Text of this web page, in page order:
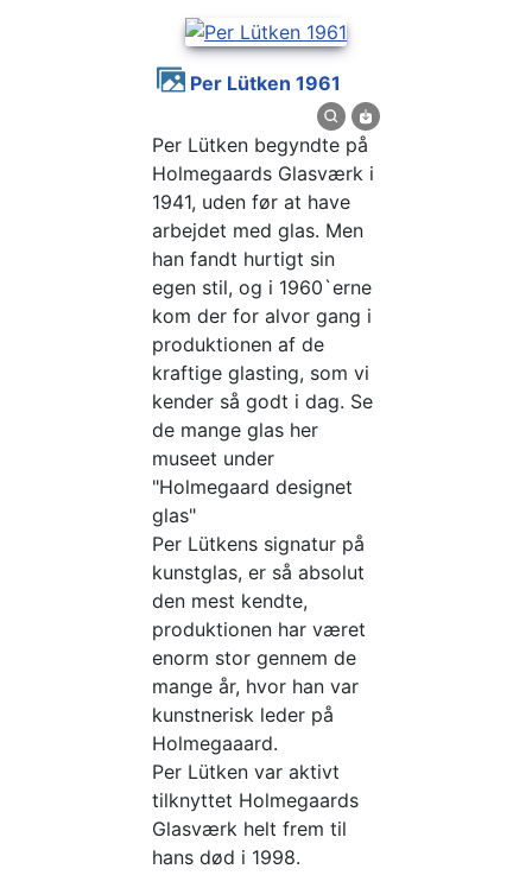
Per Lütken 1961
Per Lütken begyndte på
Holmegaards Glasværk i
1941, uden før at have
arbejdet med glas. Men
han fandt hurtigt sin
egen stil, og i 1960`erne
kom der for alvor gang i
produktionen af de
kraftige glasting, som vi
kender så godt i dag. Se
de mange glas her
museet under
"Holmegaard designet
glas"
Per Lütkens signatur på
kunstglas, er så absolut
den mest kendte,
produktionen har været
enorm stor gennem de
mange år, hvor han var
kunstnerisk leder på
Holmegaaard.
Per Lütken var aktivt
tilknyttet Holmegaards
Glasværk helt frem til
hans død i 1998.